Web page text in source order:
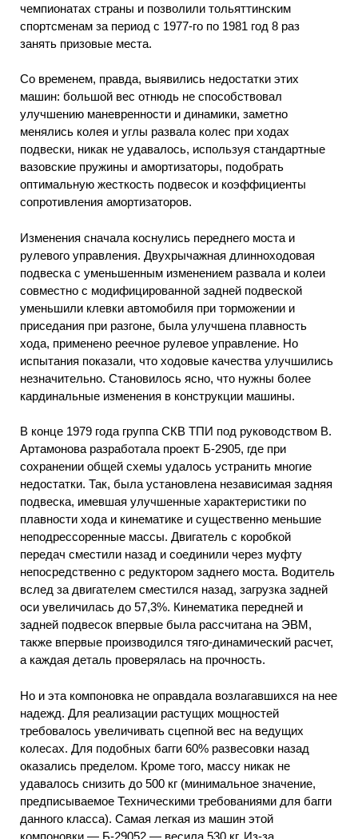
чемпионатах страны и позволили тольяттинским
спортсменам за период с 1977-го по 1981 год 8 раз
занять призовые места.
Со временем, правда, выявились недостатки этих
машин: большой вес отнюдь не способствовал
улучшению маневренности и динамики, заметно
менялись колея и углы развала колес при ходах
подвески, никак не удавалось, используя стандартные
вазовские пружины и амортизаторы, подобрать
оптимальную жесткость подвесок и коэффициенты
сопротивления амортизаторов.
Изменения сначала коснулись переднего моста и
рулевого управления. Двухрычажная длинноходовая
подвеска с уменьшенным изменением развала и колеи
совместно с модифицированной задней подвеской
уменьшили клевки автомобиля при торможении и
приседания при разгоне, была улучшена плавность
хода, применено реечное рулевое управление. Но
испытания показали, что ходовые качества улучшились
незначительно. Становилось ясно, что нужны более
кардинальные изменения в конструкции машины.
В конце 1979 года группа СКВ ТПИ под руководством В.
Артамонова разработала проект Б-2905, где при
сохранении общей схемы удалось устранить многие
недостатки. Так, была установлена независимая задняя
подвеска, имевшая улучшенные характеристики по
плавности хода и кинематике и существенно меньшие
неподрессоренные массы. Двигатель с коробкой
передач сместили назад и соединили через муфту
непосредственно с редуктором заднего моста. Водитель
вслед за двигателем сместился назад, загрузка задней
оси увеличилась до 57,3%. Кинематика передней и
задней подвесок впервые была рассчитана на ЭВМ,
также впервые производился тяго-динамический расчет,
а каждая деталь проверялась на прочность.
Но и эта компоновка не оправдала возлагавшихся на нее
надежд. Для реализации растущих мощностей
требовалось увеличивать сцепной вес на ведущих
колесах. Для подобных багги 60% развесовки назад
оказались пределом. Кроме того, массу никак не
удавалось снизить до 500 кг (минимальное значение,
предписываемое Техническими требованиями для багги
данного класса). Самая легкая из машин этой
компоновки — Б-29052 — весила 530 кг. Из-за